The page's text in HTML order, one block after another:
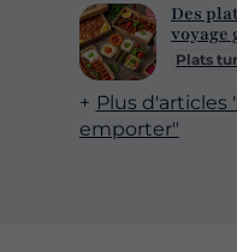
Plats
Des
voyage
Plus d'articles
emporter"